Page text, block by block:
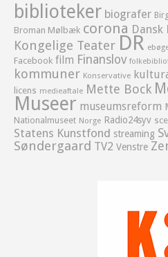
biblioteker biografer
Broman Mølbæk corona Dansk
Kongelige Teater DR
Facebook film Finanslov
kommuner Konservative
licens medieaftale Mette Bock
Museer museumsreform
Nationalmuseet Norge Radio24syv
Statens Kunstfond streaming
Søndergaard TV2 Venstre